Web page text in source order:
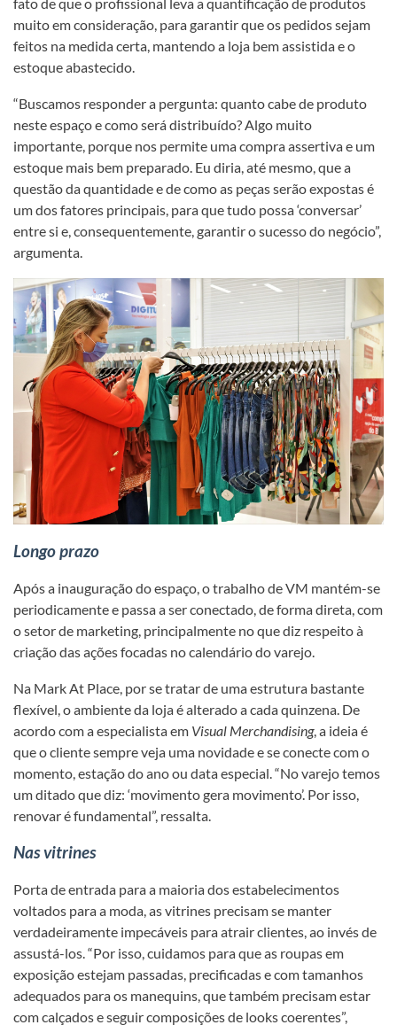
muito em consideração, para garantir que os pedidos sejam
feitos na medida certa, mantendo a loja bem assistida e o
estoque abastecido.
“Buscamos responder a pergunta: quanto cabe de produto
neste espaço e como será distribuído? Algo muito
importante, porque nos permite uma compra assertiva e um
estoque mais bem preparado. Eu diria, até mesmo, que a
questão da quantidade e de como as peças serão expostas é
um dos fatores principais, para que tudo possa ‘conversar’
entre si e, consequentemente, garantir o sucesso do negócio”,
argumenta.
Longo prazo
Após a inauguração do espaço, o trabalho de VM mantém-se
periodicamente e passa a ser conectado, de forma direta, com
o setor de marketing, principalmente no que diz respeito à
criação das ações focadas no calendário do varejo.
Na Mark At Place, por se tratar de uma estrutura bastante
flexível, o ambiente da loja é alterado a cada quinzena. De
acordo com a especialista em Visual Merchandising, a ideia é
que o cliente sempre veja uma novidade e se conecte com o
momento, estação do ano ou data especial. “No varejo temos
um ditado que diz: ‘movimento gera movimento’. Por isso,
renovar é fundamental”, ressalta.
Nas vitrines
Porta de entrada para a maioria dos estabelecimentos
voltados para a moda, as vitrines precisam se manter
verdadeiramente impecáveis para atrair clientes, ao invés de
assustá-los. “Por isso, cuidamos para que as roupas em
exposição estejam passadas, precificadas e com tamanhos
adequados para os manequins, que também precisam estar
com calçados e seguir composições de looks coerentes”,